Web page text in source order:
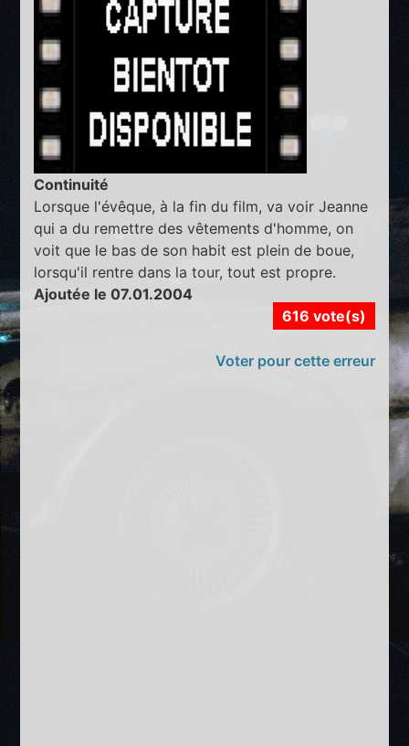
Continuité
Lorsque l'évêque, à la fin du film, va voir Jeanne
qui a du remettre des vêtements d'homme, on
voit que le bas de son habit est plein de boue,
lorsqu'il rentre dans la tour, tout est propre.
Ajoutée le 07.01.2004
616 vote(s)
Voter pour cette erreur